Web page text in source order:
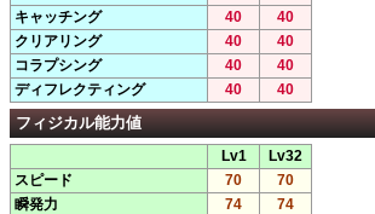
キャッチング
40
40
クリアリング
40
40
コラプシング
40
40
ディフレクティング
40 40
フィジカル能力値
Lv1
Lv32
スピード
70
70
瞬発力
74
74